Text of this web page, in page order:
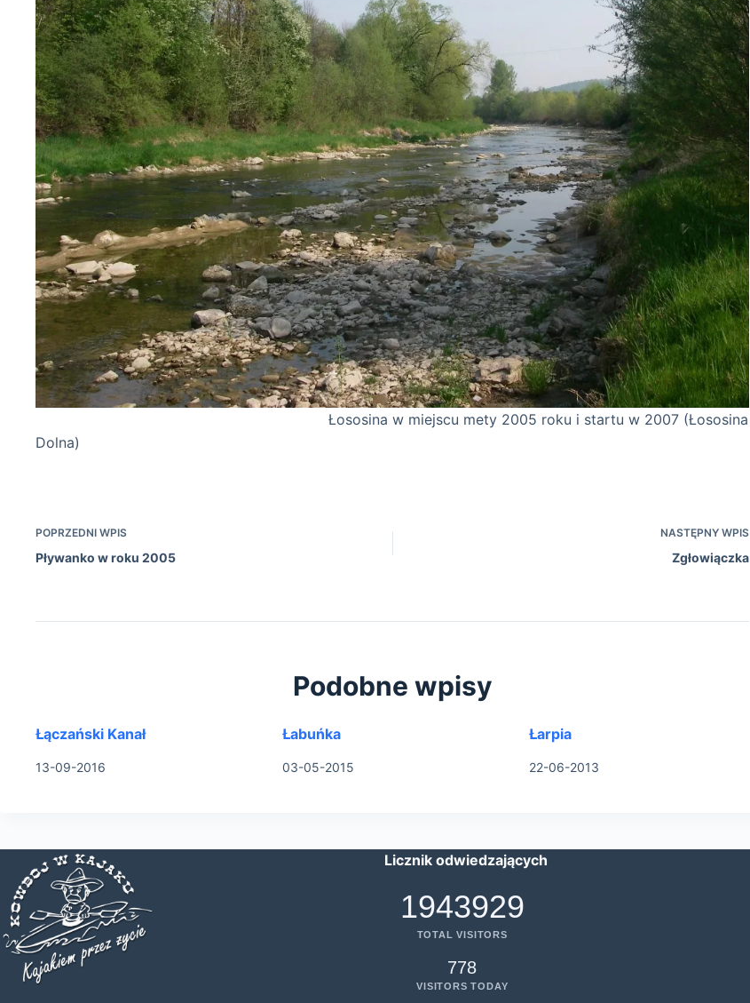
Łososina w miejscu mety 2005 roku i startu w 2007 (Łososina
Dolna)
POPRZEDNI WPIS
Pływanko w roku 2005
NASTĘPNYWPIS
Zgłowiączka
Podobne wpisy
Łączański Kanał
13-09-2016
Łabuńka
03-05-2015
Łarpia
22-06-2013
Licznik odwiedzających
1943929
TOTAL VISITORS
778
VISITORS TODAY